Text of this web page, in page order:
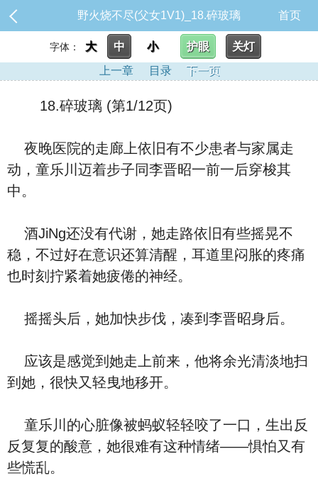
野火烧不尽(父女1V1)_18.碎玻璃 首页
字体： 大 中 小 护眼
关灯
上一章
目录 下一页
18.碎玻璃 (第1/12页)
夜晚医院的走廊上依旧有不少患者与家属走
动，童乐川迈着步子同李晋昭一前一后穿梭其
中。
酒JiNg还没有代谢，她走路依旧有些摇晃不
稳，不过好在意识还算清醒，耳道里闷胀的疼痛
也时刻拧紧着她疲倦的神经。
摇摇头后，她加快步伐，凑到李晋昭身后。
应该是感觉到她走上前来，他将余光清淡地扫
到她，很快又轻曳地移开。
童乐川的心脏像被蚂蚁轻轻咬了一口，生出反
反复复的酸意，她很难有这种情绪——惧怕又有
些慌乱。